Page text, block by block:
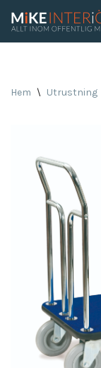
Hem \ Utrustning